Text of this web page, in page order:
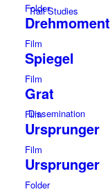
TrailStudies
Dissemination
Folder
Drehmoment
Film
Spiegel
Film
Grat
Film
Ursprunger
Film
Ursprunger
Folder